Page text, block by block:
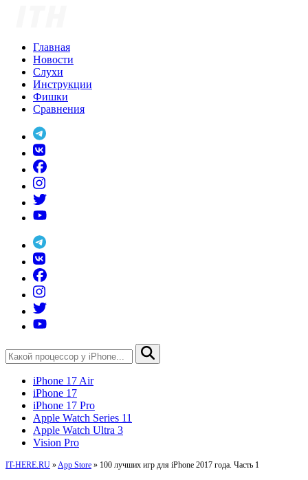
Главная
Новости
Слухи
Инструкции
Фишки
Сравнения
iPhone 17 Air
iPhone 17
iPhone 17 Pro
Apple Watch Series 11
Apple Watch Ultra 3
Vision Pro
IT-HERE.RU » App Store » 100 лучших игр для iPhone 2017 года. Часть 1